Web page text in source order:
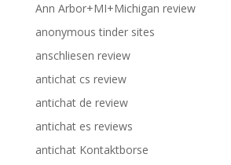
Ann Arbor+MI+Michigan review
anonymous tinder sites
anschliesen review
antichat cs review
antichat de review
antichat es reviews
antichat Kontaktborse